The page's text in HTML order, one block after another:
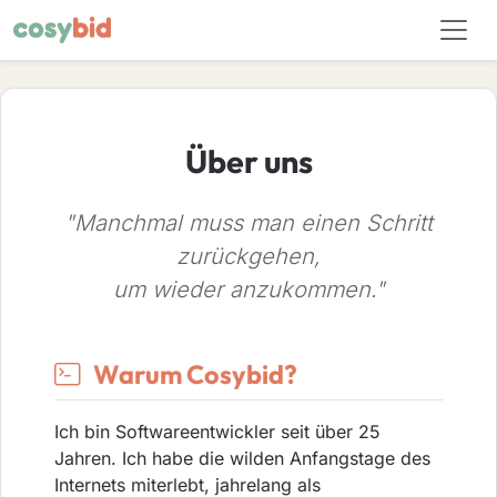
Über uns
"Manchmal muss man einen Schritt
zurückgehen,
um wieder anzukommen."
Warum Cosybid?
Ich bin Softwareentwickler seit über 25
Jahren. Ich habe die wilden Anfangstage des
Internets miterlebt, jahrelang als